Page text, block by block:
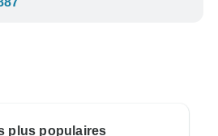
plus populaires